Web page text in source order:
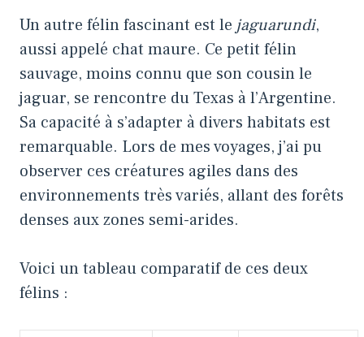
Un autre félin fascinant est le jaguarundi,
aussi appelé chat maure. Ce petit félin
sauvage, moins connu que son cousin le
jaguar, se rencontre du Texas à l’Argentine.
Sa capacité à s’adapter à divers habitats est
remarquable. Lors de mes voyages, j’ai pu
observer ces créatures agiles dans des
environnements très variés, allant des forêts
denses aux zones semi-arides.
Voici un tableau comparatif de ces deux
félins :